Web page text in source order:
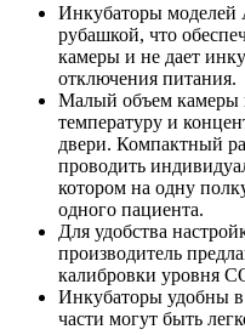
Инкубаторы
рубашкой, что
камеры и не дает
отключения питания.
Малый объем камеры
температуру и
двери. Компактный
проводить
котором на одну
одного пациента.
Для удобства
производитель
калибровки уровня
Инкубаторы удобны
части могут быть